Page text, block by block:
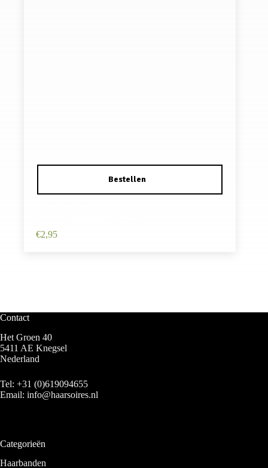
€2,95
Contact
Het Groen 40
5411 AE Knegsel
Nederland
Tel: +31 (0)619094655
Email: info@haarsoires.nl
Categorieën
Haarbanden